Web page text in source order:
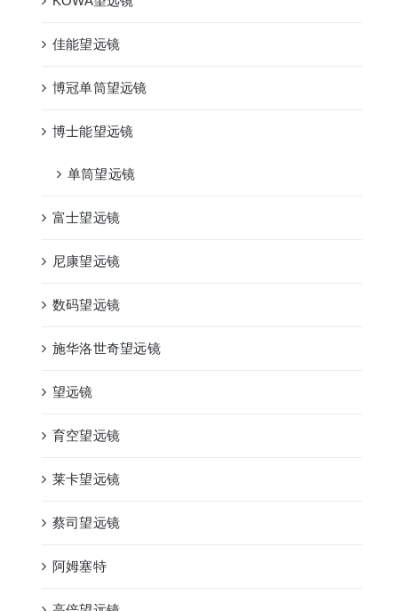
佳能望远镜
博冠单筒望远镜
博士能望远镜
单筒望远镜
富士望远镜
尼康望远镜
数码望远镜
施华洛世奇望远镜
望远镜
育空望远镜
莱卡望远镜
蔡司望远镜
阿姆塞特